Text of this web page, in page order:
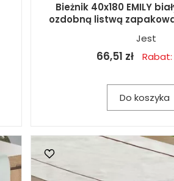
Bieżnik 40x180 EMILY
ozdobną listwą
Jest
66,51 zł Rabat:
Do koszyka